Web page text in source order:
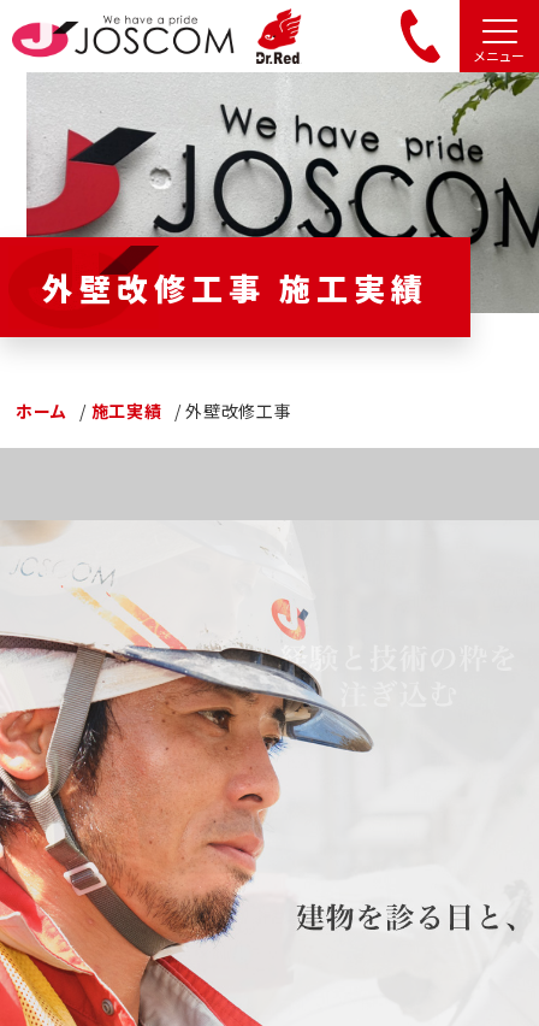
メニュー
外壁改修工事 施工実績
ホーム 施工実績 外壁改修工事